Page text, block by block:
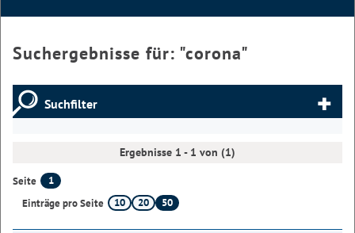
Suchergebnisse für: "corona"
Suchfilter
Ergebnisse 1 - 1 von (1)
Seite
1
Einträge pro Seite
10 20 50